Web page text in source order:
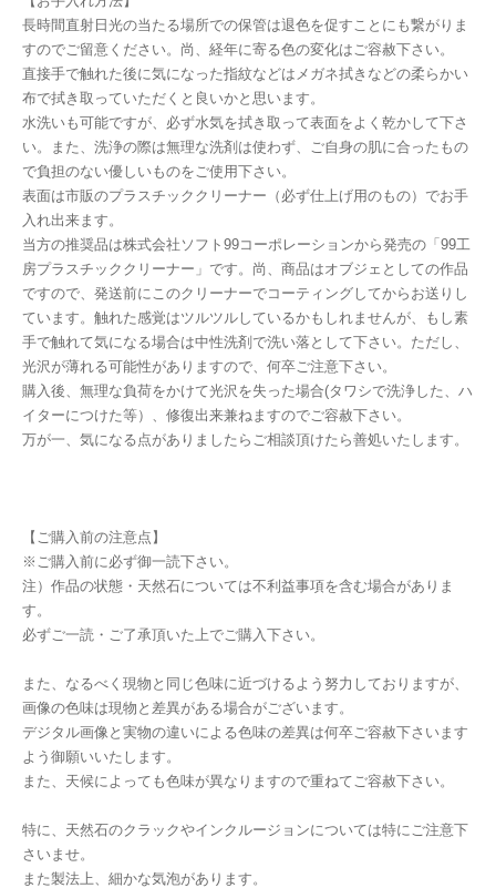
長時間直射日光の当たる場所での保管は退色を促すことにも繋がりま
すのでご留意ください。尚、経年に寄る色の変化はご容赦下さい。
直接手で触れた後に気になった指紋などはメガネ拭きなどの柔らかい
布で拭き取っていただくと良いかと思います。
水洗いも可能ですが、必ず水気を拭き取って表面をよく乾かして下さ
い。また、洗浄の際は無理な洗剤は使わず、ご自身の肌に合ったもの
で負担のない優しいものをご使用下さい。
表面は市販のプラスチッククリーナー（必ず仕上げ用のもの）でお手
入れ出来ます。
当方の推奨品は株式会社ソフト99コーポレーションから発売の「99工
房プラスチッククリーナー」です。尚、商品はオブジェとしての作品
ですので、発送前にこのクリーナーでコーティングしてからお送りし
ています。触れた感覚はツルツルしているかもしれませんが、もし素
手で触れて気になる場合は中性洗剤で洗い落として下さい。ただし、
光沢が薄れる可能性がありますので、何卒ご注意下さい。
購入後、無理な負荷をかけて光沢を失った場合(タワシで洗浄した、ハ
イターにつけた等）、修復出来兼ねますのでご容赦下さい。
万が一、気になる点がありましたらご相談頂けたら善処いたします。
【ご購入前の注意点】
※ご購入前に必ず御一読下さい。
注）作品の状態・天然石については不利益事項を含む場合がありま
す。
必ずご一読・ご了承頂いた上でご購入下さい。
また、なるべく現物と同じ色味に近づけるよう努力しておりますが、
画像の色味は現物と差異がある場合がございます。
デジタル画像と実物の違いによる色味の差異は何卒ご容赦下さいます
よう御願いいたします。
また、天候によっても色味が異なりますので重ねてご容赦下さい。
特に、天然石のクラックやインクルージョンについては特にご注意下
さいませ。
また製法上、細かな気泡があります。